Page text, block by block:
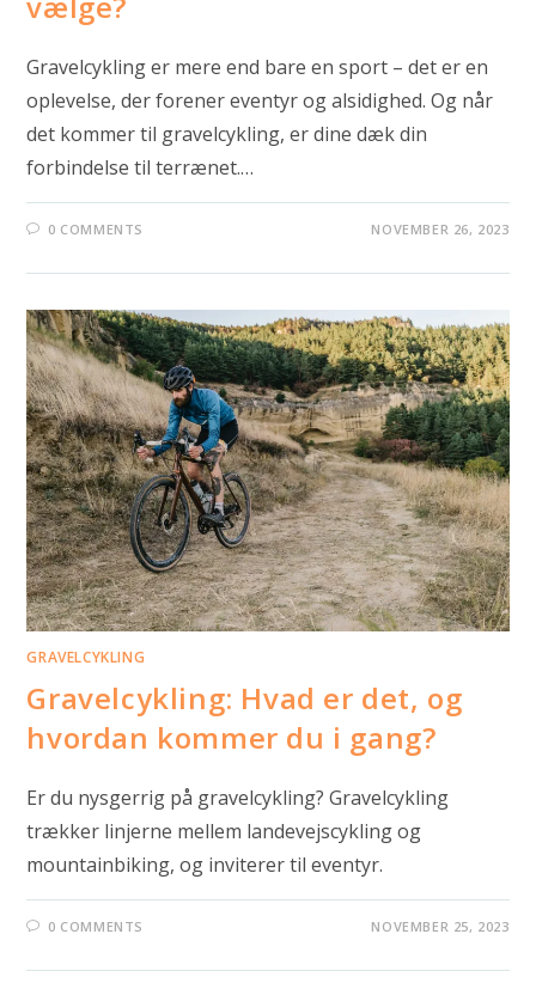
Gravelcykling er mere end bare en sport – det er en
oplevelse, der forener eventyr og alsidighed. Og når
det kommer til gravelcykling, er dine dæk din
forbindelse til terrænet.…
0 COMMENTS NOVEMBER 26, 2023
GRAVELCYKLING
Gravelcykling: Hvad er det, og
hvordan kommer du i gang?
Er du nysgerrig på gravelcykling? Gravelcykling
trækker linjerne mellem landevejscykling og
mountainbiking, og inviterer til eventyr.
0 COMMENTS NOVEMBER 25, 2023